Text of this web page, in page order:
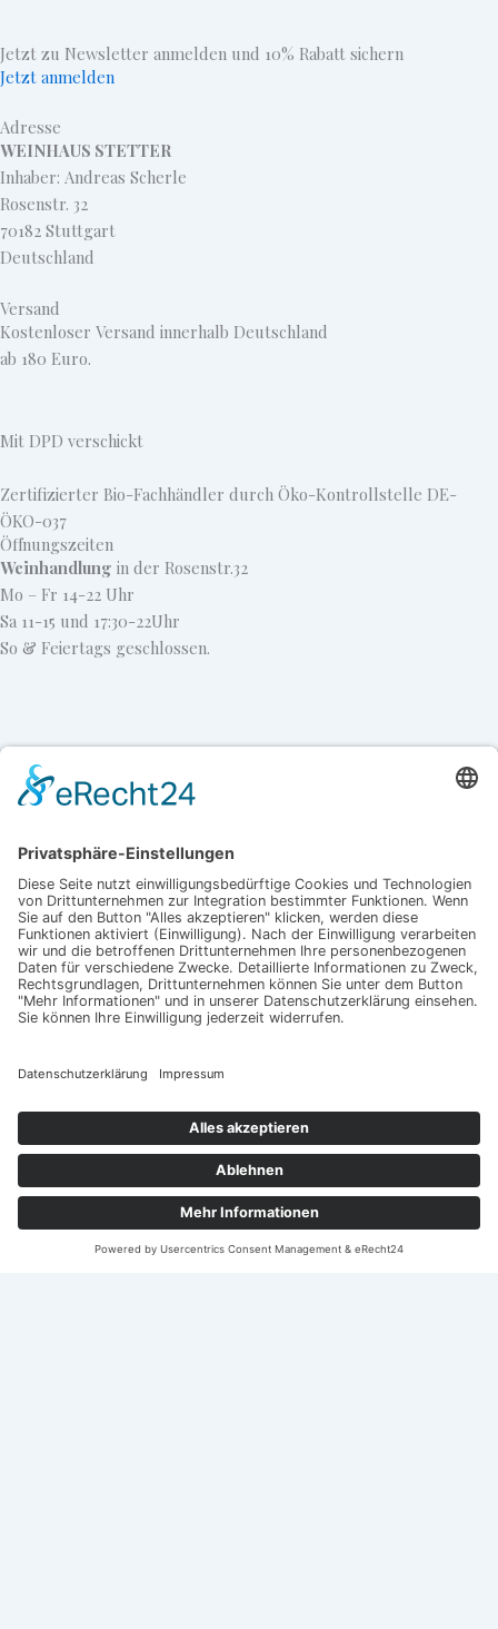
Jetzt zu Newsletter anmelden und 10% Rabatt sichern
Jetzt anmelden
Adresse
WEINHAUS STETTER
Inhaber: Andreas Scherle
Rosenstr. 32
70182 Stuttgart
Deutschland
Versand
Kostenloser Versand innerhalb Deutschland
ab 180 Euro.
Mit DPD verschickt
Zertifizierter Bio-Fachhändler durch Öko-Kontrollstelle DE-
ÖKO-037
Öffnungszeiten
Weinhandlung in der Rosenstr.32
Mo – Fr 14-22 Uhr
Sa 11-15 und 17:30-22Uhr
So & Feiertags geschlossen.
Weinstube geöffnet:
Mo – Fr 15-23 Uhr(Küche bis 22Uhr)
Sa 12-15(Küche bis 14Uhr)
So & Feiertags geschlossen.
Zahlungarten
Kontakt
Allgemeine Geschäftsbedingungen
Widerrufsbelehrung
Vertrag widerrufen
© 2026 Weinshop | Edle Weine | Raritäten | Grosse Gewächse | Wein
Online Kaufen